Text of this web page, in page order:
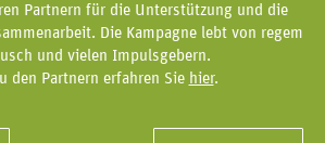
Partnern für die Unterstützung und die
Die Kampagne lebt von regem
und vielen Impulsgebern.
den Partnern erfahren Sie hier.